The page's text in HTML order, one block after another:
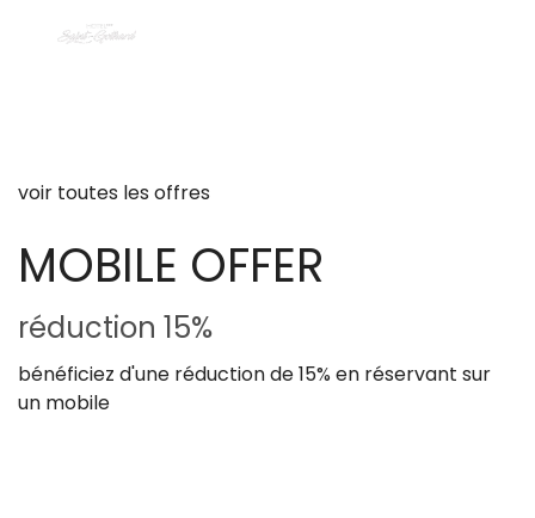
voir toutes les offres
MOBILE OFFER
​​réduction 15%
bénéficiez d'une réduction de 15% en réservant sur
un mobile